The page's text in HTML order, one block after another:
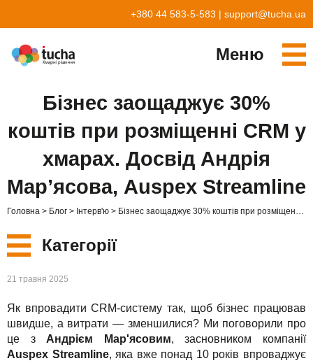
+380 44 583-5-583 | support@tucha.ua
Меню
TuchaBit+
TuchaBit
TuchaHost
TuchaHosting
TuchaSync
Хмари для e-commerce
Хостиг сайтів на Laravel
Хостинг CRM
Реселінг хостингу
Стати партнером
Наші партнери
Відгуки
Блог
Про нас
Контакти
Бізнес заощаджує 30%
коштів при розміщенні CRM у
хмарах. Досвід Андрія
Мар’ясова, Auspex Streamline
Головна Блог Інтерв'ю Бізнес заощаджує 30% коштів при розміщенні CRM у хмарах. Досвід Андрія Мар’ясова, Auspex Streamline
Категорії
Нові
Сервіси
Рішення
21 травня 2025
Як впровадити CRM-систему так, щоб бізнес працював
швидше, а витрати — зменшилися? Ми поговорили про
це з Андрієм Мар'ясовим, засновником компанії
Auspex Streamline, яка вже понад 10 років впроваджує